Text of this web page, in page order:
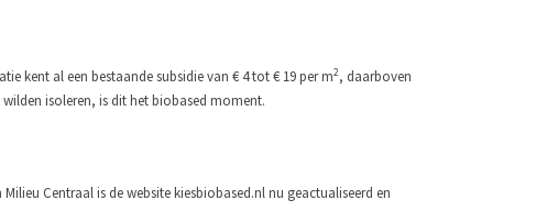
kent al een bestaande subsidie van € 4 tot € 19 per m2, daarboven
isoleren, is dit het biobased moment.
Centraal is de website kiesbiobased.nl nu geactualiseerd en